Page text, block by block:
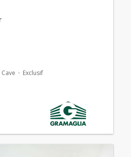
Cave Exclusif